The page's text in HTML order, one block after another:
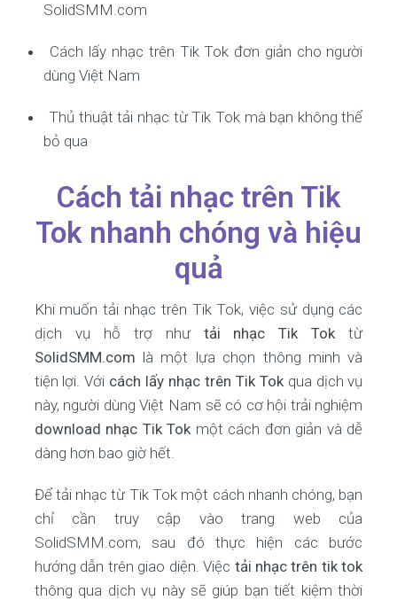
SolidSMM.com
Cách lấy nhạc trên Tik Tok đơn giản cho người
dùng Việt Nam
Thủ thuật tải nhạc từ Tik Tok mà bạn không thể
bỏ qua
Cách tải nhạc trên Tik
Tok nhanh chóng và hiệu
quả
Khi muốn tải nhạc trên Tik Tok, việc sử dụng các
dịch vụ hỗ trợ như tải nhạc Tik Tok từ
SolidSMM.com là một lựa chọn thông minh và
tiện lợi. Với cách lấy nhạc trên Tik Tokqua dịch vụ
này, người dùng Việt Nam sẽ có cơ hội trải nghiệm
download nhạc Tik Tok một cách đơn giản và dễ
dàng hơn bao giờ hết.
Để tải nhạc từ Tik Tok một cách nhanh chóng, bạn
chỉ cần truy cập vào trang web của
SolidSMM.com, sau đó thực hiện các bước
hướng dẫn trên giao diện. Việc tải nhạc trên tik tok
thông qua dịch vụ này sẽ giúp bạn tiết kiệm thời